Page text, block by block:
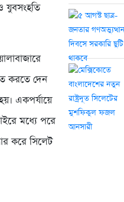
যুবসংহতি
করতে দেন
একপর্যায়ে
মধ্যে পরে
করে সিলেট